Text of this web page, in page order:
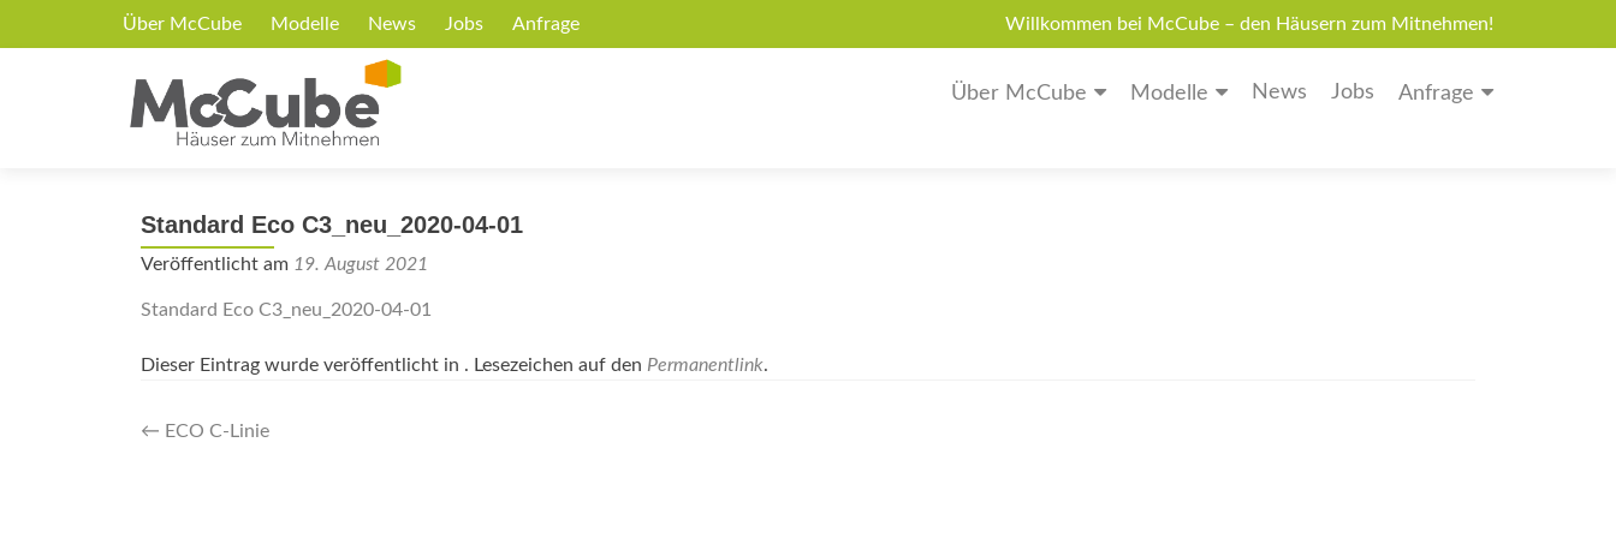
Willkommen bei McCube – den Häusern zum Mitnehmen!
Über McCube Modelle News Jobs Anfrage
Über McCube Modelle News Jobs Anfrage
Standard Eco C3_neu_2020-04-01
Veröffentlicht am 19. August 2021
Standard Eco C3_neu_2020-04-01
Dieser Eintrag wurde veröffentlicht in . Lesezeichen auf den Permanentlink.
Artikel-
← ECO C-Linie